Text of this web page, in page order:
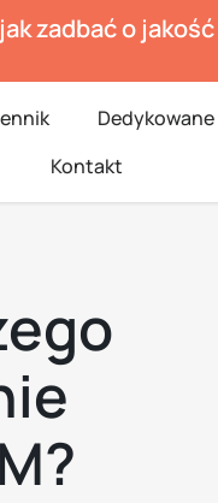
zadbać o
Kontakt